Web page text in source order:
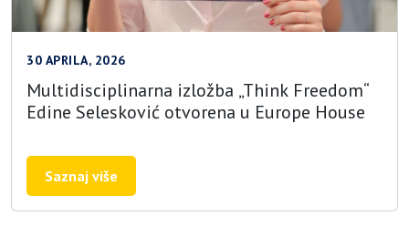
30 APRILA, 2026
Multidisciplinarna izložba „Think Freedom“
Edine Selesković otvorena u Europe House
Saznaj više